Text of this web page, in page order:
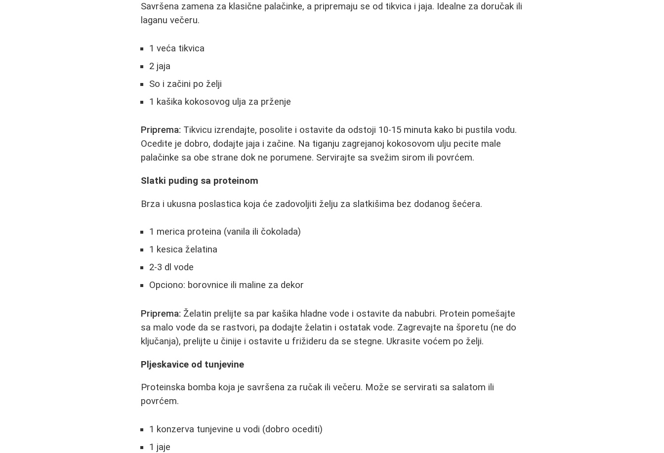
Savršena zamena za klasične palačinke, a pripremaju se od tikvica i jaja. Idealne za doručak ili
laganu večeru.
1 veća tikvica
2 jaja
So i začini po želji
1 kašika kokosovog ulja za prženje
Priprema: Tikvicu izrendajte, posolite i ostavite da odstoji 10-15 minuta kako bi pustila vodu.
Ocedite je dobro, dodajte jaja i začine. Na tiganju zagrejanoj kokosovom ulju pecite male
palačinke sa obe strane dok ne porumene. Servirajte sa svežim sirom ili povrćem.
Slatki puding sa proteinom
Brza i ukusna poslastica koja će zadovoljiti želju za slatkišima bez dodanog šećera.
1 merica proteina (vanila ili čokolada)
1 kesica želatina
2-3 dl vode
Opciono: borovnice ili maline za dekor
Priprema: Želatin prelijte sa par kašika hladne vode i ostavite da nabubri. Protein pomešajte
sa malo vode da se rastvori, pa dodajte želatin i ostatak vode. Zagrevajte na šporetu (ne do
ključanja), prelijte u činije i ostavite u frižideru da se stegne. Ukrasite voćem po želji.
Pljeskavice od tunjevine
Proteinska bomba koja je savršena za ručak ili večeru. Može se servirati sa salatom ili
povrćem.
1 konzerva tunjevine u vodi (dobro ocediti)
1 jaje